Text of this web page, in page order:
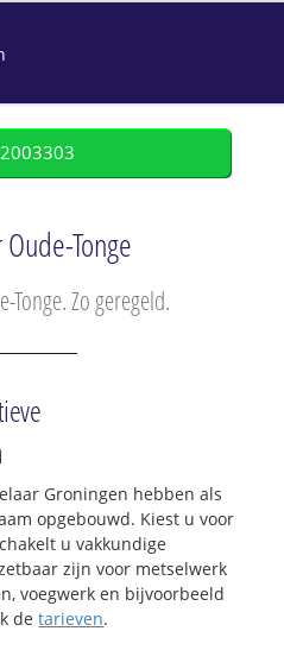
Tonge
Tonge. Zo geregeld.
Groningen hebben als
opgebouwd. Kiest u voor
u vakkundige
zijn voor metselwerk
voegwerk en bijvoorbeeld
detarieven.